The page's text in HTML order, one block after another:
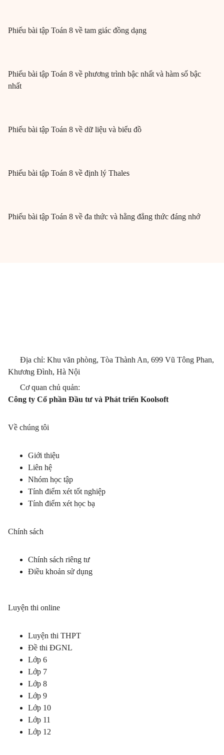
Phiếu bài tập Toán 8 về tam giác đồng dạng
Phiếu bài tập Toán 8 về phương trình bậc nhất và hàm số bậc
nhất
Phiếu bài tập Toán 8 về dữ liệu và biểu đồ
Phiếu bài tập Toán 8 về định lý Thales
Phiếu bài tập Toán 8 về đa thức và hằng đẳng thức đáng nhớ
Địa chỉ: Khu văn phòng, Tòa Thành An, 699 Vũ Tông Phan,
Khương Đình, Hà Nội
Cơ quan chủ quản:
Công ty Cổ phần Đầu tư và Phát triển Koolsoft
Về chúng tôi
Giới thiệu
Liên hệ
Nhóm học tập
Tính điểm xét tốt nghiệp
Tính điểm xét học bạ
Chính sách
Chính sách riêng tư
Điều khoản sử dụng
Luyện thi online
Luyện thi THPT
Đề thi ĐGNL
Lớp 6
Lớp 7
Lớp 8
Lớp 9
Lớp 10
Lớp 11
Lớp 12